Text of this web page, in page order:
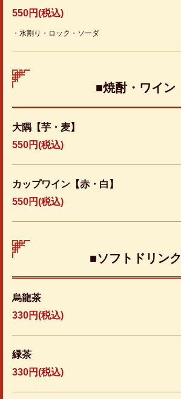
550円(税込)
・水割り・ロック・ソーダ
■焼酎・ワイン
大隅【芋・麦】
550円(税込)
カップワイン【赤・白】
550円(税込)
■ソフトドリンク
烏龍茶
330円(税込)
緑茶
330円(税込)